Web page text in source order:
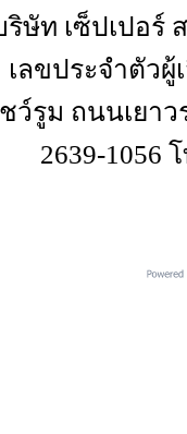
ริษัท เซ็ปเปอร์
เลขประจำตัวผู้
ม ถนนเยาวร
2639-1056